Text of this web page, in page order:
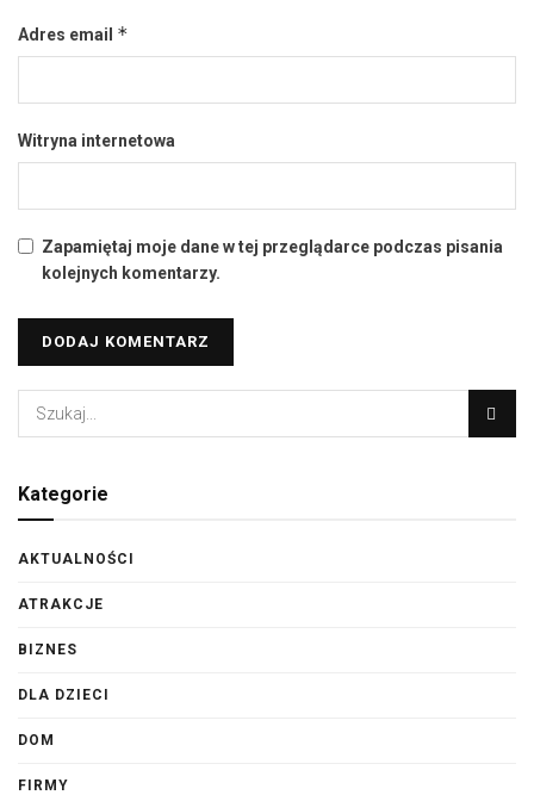
Adres email *
Witryna internetowa
Zapamiętaj moje dane w tej przeglądarce podczas pisania
kolejnych komentarzy.
Kategorie
AKTUALNOŚCI
ATRAKCJE
BIZNES
DLA DZIECI
DOM
FIRMY